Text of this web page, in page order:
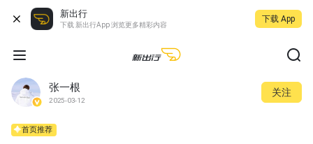
新出行
下载 新出行App 浏览更多精彩内容
下载 App
张一根
2025-03-12
关注
首页推荐